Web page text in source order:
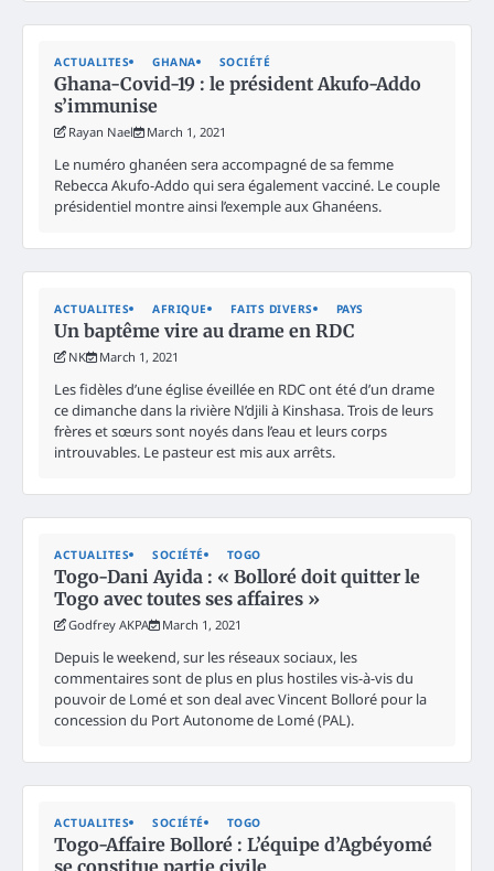
ACTUALITES GHANA SOCIÉTÉ
Ghana-Covid-19 : le président Akufo-Addo
s’immunise
Rayan Nael March 1, 2021
Le numéro ghanéen sera accompagné de sa femme
Rebecca Akufo-Addo qui sera également vacciné. Le couple
présidentiel montre ainsi l’exemple aux Ghanéens.
ACTUALITES AFRIQUE FAITS DIVERS PAYS
Un baptême vire au drame en RDC
NK March 1, 2021
Les fidèles d’une église éveillée en RDC ont été d’un drame
ce dimanche dans la rivière N’djili à Kinshasa. Trois de leurs
frères et sœurs sont noyés dans l’eau et leurs corps
introuvables. Le pasteur est mis aux arrêts.
ACTUALITES SOCIÉTÉ TOGO
Togo-Dani Ayida : « Bolloré doit quitter le
Togo avec toutes ses affaires »
Godfrey AKPA March 1, 2021
Depuis le weekend, sur les réseaux sociaux, les
commentaires sont de plus en plus hostiles vis-à-vis du
pouvoir de Lomé et son deal avec Vincent Bolloré pour la
concession du Port Autonome de Lomé (PAL).
ACTUALITES SOCIÉTÉ TOGO
Togo-Affaire Bolloré : L’équipe d’Agbéyomé
se constitue partie civile